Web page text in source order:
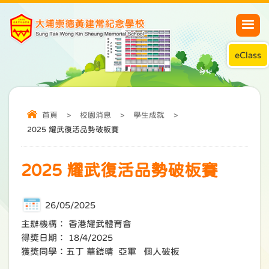
eClass
首頁 > 校園消息 > 學生成就
>
2025 耀武復活品勢破板賽
2025 耀武復活品勢破板賽
26/05/2025
主辦機構： 香港耀武體育會
得獎日期： 18/4/2025
獲獎同學：五丁 華鎧晴 亞軍 個人破板